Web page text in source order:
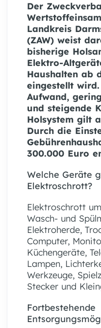
Der
Landkreis
(ZAW) weist
bisherige
Elektro-
Haushalten ab
eingestellt
Aufwand,
und steigende
Holsystem gilt
Durch die
300.000 Euro
Welche Geräte
Elektroschrott?
Elektroschrott
Wasch- und
Elektroherde,
Computer,
Küchengeräte,
Lampen,
Werkzeuge,
Stecker und
Fortbestehende